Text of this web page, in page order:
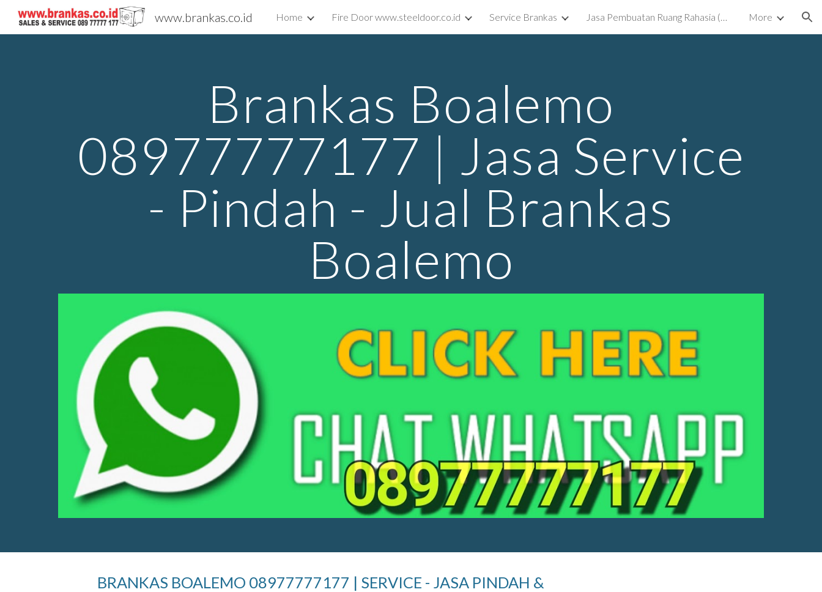
Skip to main content Skip to navigation
www.brankas.co.id Home Fire Door www.steeldoor.co.id Service Brankas Jasa Pembuatan Ruang Rahasia (Ruang Tersembunyi) Surabaya More
Brankas Boalemo
08977777177 | Jasa Service
- Pindah - Jual Brankas
Boalemo
BRANKAS BOALEMO 08977777177 | SERVICE - JASA PINDAH &